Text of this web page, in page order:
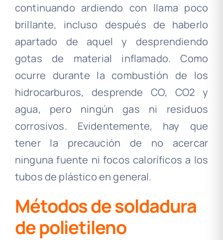
continuando ardiendo con llama poco
brillante, incluso después de haberlo
apartado de aquel y desprendiendo
gotas de material inflamado. Como
ocurre durante la combustión de los
hidrocarburos, desprende CO, CO2 y
agua, pero ningún gas ni residuos
corrosivos. Evidentemente, hay que
tener la precaución de no acercar
ninguna fuente ni focos caloríficos a los
tubos de plástico en general.
Métodos de soldadura
de polietileno